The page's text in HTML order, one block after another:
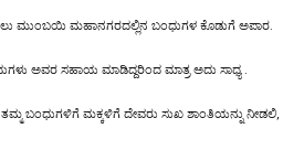
ಮುಂಬಯಿ ಮಹಾನಗರದಲ್ಲಿನ ಬಂಧುಗಳ ಕೊಡುಗೆ ಅಪಾರ.
ಅವರ ಸಹಾಯ ಮಾಡಿದ್ದರಿಂದ ಮಾತ್ರ ಅದು ಸಾಧ್ಯ .
ಬಂಧುಗಳಿಗೆ ಮಕ್ಕಳಿಗೆ ದೇವರು ಸುಖ ಶಾಂತಿಯನ್ನು ನೀಡಲಿ,